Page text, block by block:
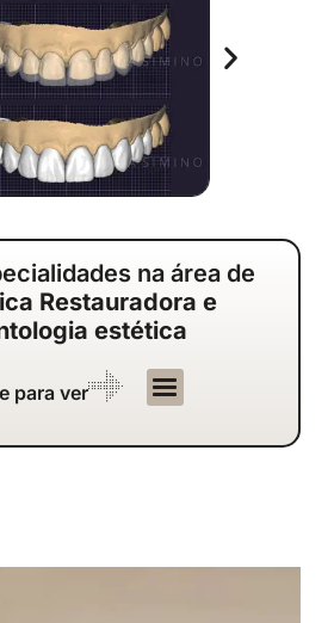
na área de
Restauradora e
estética
para ver